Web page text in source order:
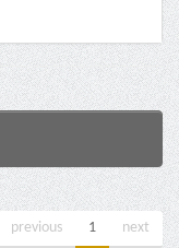
previous 1 next